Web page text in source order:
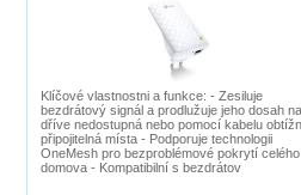
Klíčové vlastnostni a funkce: - Zesiluje
bezdrátový signál a prodlužuje jeho dosah na
dříve nedostupná nebo pomocí kabelu
připojitelná místa - Podporuje technologii
OneMesh pro bezproblémové pokrytí celého
domova - Kompatibilní s bezdrátov